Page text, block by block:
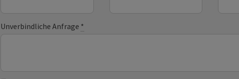
Unverbindliche Anfrage *